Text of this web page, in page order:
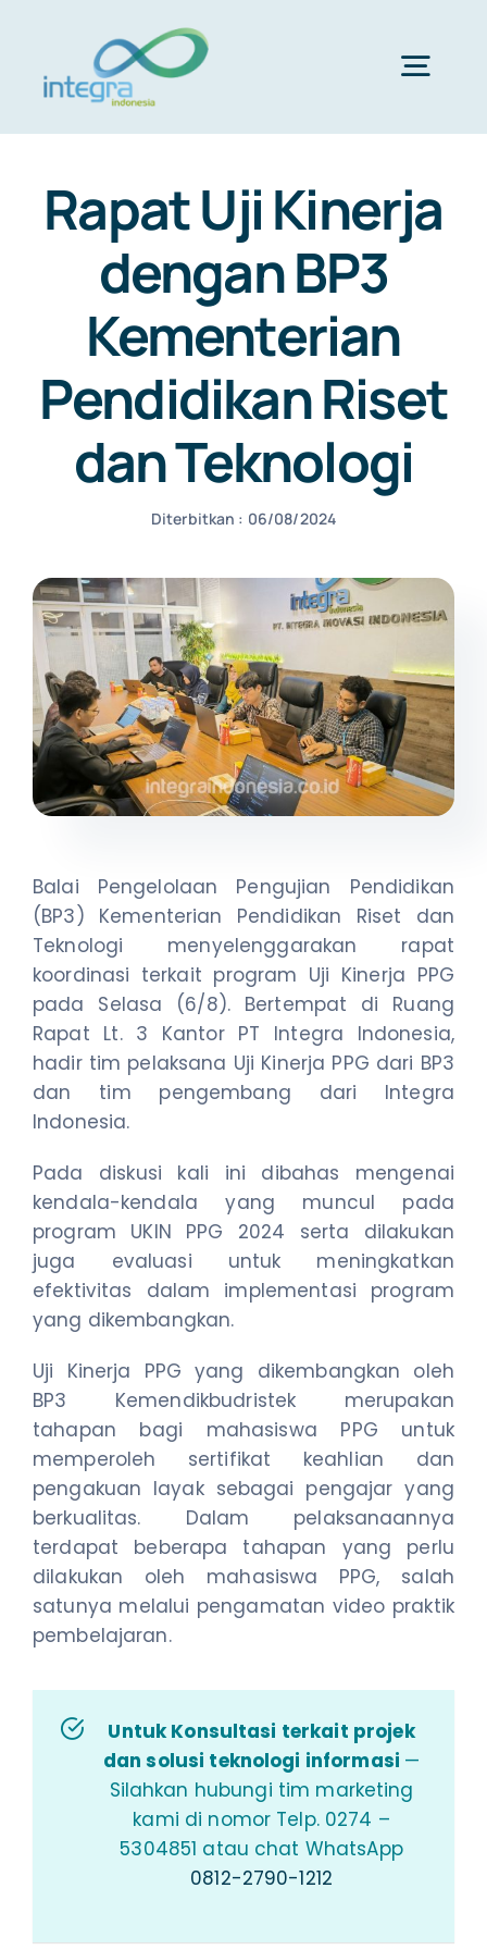
content
ABOUT US
PRODUCTS & SERVICES
PORTFOLIO
CLIENTS
CONTACT US
Rapat Uji Kinerja
dengan BP3
Kementerian
Pendidikan Riset
dan Teknologi
Diterbitkan : 06/08/2024
Balai Pengelolaan Pengujian Pendidikan
(BP3) Kementerian Pendidikan Riset dan
Teknologi menyelenggarakan rapat
koordinasi terkait program Uji Kinerja PPG
pada Selasa (6/8). Bertempat di Ruang
Rapat Lt. 3 Kantor PT Integra Indonesia,
hadir tim pelaksana Uji Kinerja PPG dari BP3
dan tim pengembang dari Integra
Indonesia.
Pada diskusi kali ini dibahas mengenai
kendala-kendala yang muncul pada
program UKIN PPG 2024 serta dilakukan
juga evaluasi untuk meningkatkan
efektivitas dalam implementasi program
yang dikembangkan.
Uji Kinerja PPG yang dikembangkan oleh
BP3 Kemendikbudristek merupakan
tahapan bagi mahasiswa PPG untuk
memperoleh sertifikat keahlian dan
pengakuan layak sebagai pengajar yang
berkualitas. Dalam pelaksanaannya
terdapat beberapa tahapan yang perlu
dilakukan oleh mahasiswa PPG, salah
satunya melalui pengamatan video praktik
pembelajaran.
Untuk Konsultasi terkait projek
dan solusi teknologi informasi —
Silahkan hubungi tim marketing
kami di nomor Telp. 0274 –
5304851 atau chat WhatsApp
0812-2790-1212